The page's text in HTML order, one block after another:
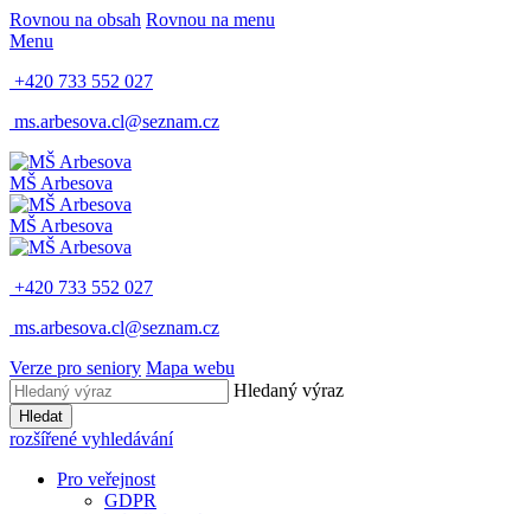
Rovnou na obsah Rovnou na menu
Menu
+420 733 552 027
ms.arbesova.cl@seznam.cz
MŠ Arbesova
MŠ Arbesova
+420 733 552 027
ms.arbesova.cl@seznam.cz
Verze pro seniory Mapa webu
Hledaný výraz
Hledat
rozšířené vyhledávání
Pro veřejnost
GDPR